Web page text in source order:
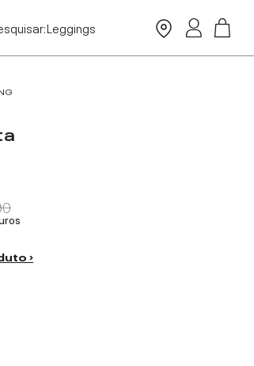
Leggings
›